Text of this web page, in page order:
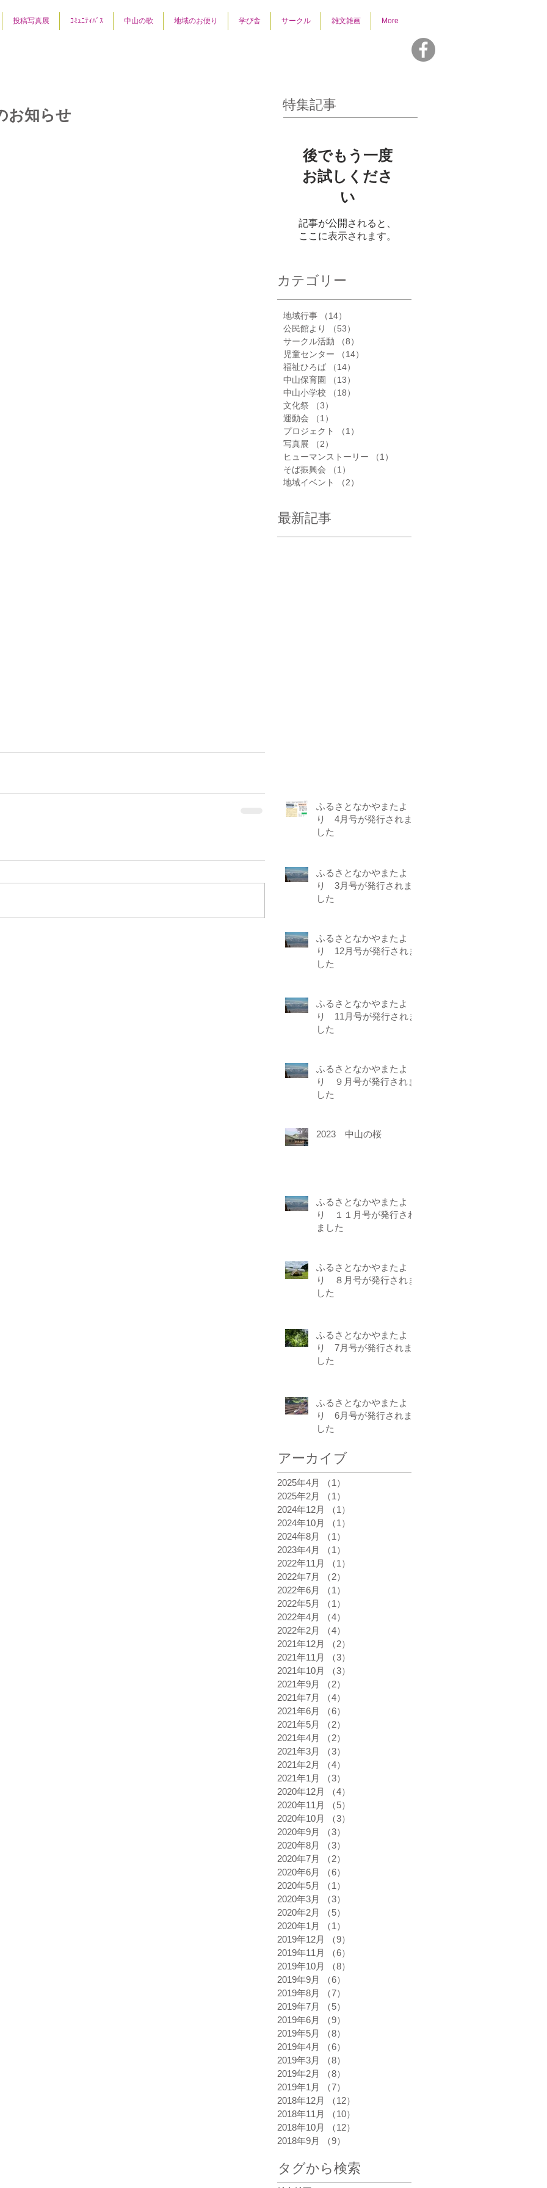
投稿写真展 ｺﾐｭﾆﾃｨﾊﾞｽ 中山の歌 地域のお便り 学び舎 サークル 雑文雑画 More
お知らせ
特集記事
後でもう一度
お試しくださ
い
記事が公開されると、
ここに表示されます。
カテゴリー
地域行事 （14）
公民館より
（53）
サークル活動
（8）
児童センター
（14）
福祉ひろば
（14）
中山保育園
（13）
中山小学校
（18）
文化祭
（3）
運動会
（1）
プロジェクト
（1）
写真展
（2）
ヒューマンストーリー
（1）
そば振興会
（1）
地域イベント
（2）
最新記事
ふるさとなかやまたよ
り 4月号が発行されま
した
ふるさとなかやまたよ
り 3月号が発行されま
した
ふるさとなかやまたよ
り 12月号が発行されま
した
ふるさとなかやまたよ
り 11月号が発行されま
した
ふるさとなかやまたよ
り ９月号が発行されま
した
2023 中山の桜
ふるさとなかやまたよ
り １１月号が発行され
ました
ふるさとなかやまたよ
り ８月号が発行されま
した
ふるさとなかやまたよ
り 7月号が発行されま
した
ふるさとなかやまたよ
り 6月号が発行されま
した
アーカイブ
2025年4月 （1）
2025年2月
（1）
2024年12月
（1）
2024年10月
（1）
2024年8月
（1）
2023年4月
（1）
2022年11月
（1）
2022年7月
（2）
2022年6月
（1）
2022年5月
（1）
2022年4月
（4）
2022年2月
（4）
2021年12月
（2）
2021年11月
（3）
2021年10月
（3）
2021年9月
（2）
2021年7月
（4）
2021年6月
（6）
2021年5月
（2）
2021年4月
（2）
2021年3月
（3）
2021年2月
（4）
2021年1月
（3）
2020年12月
（4）
2020年11月
（5）
2020年10月
（3）
2020年9月
（3）
2020年8月
（3）
2020年7月
（2）
2020年6月
（6）
2020年5月
（1）
2020年3月
（3）
2020年2月
（5）
2020年1月
（1）
2019年12月
（9）
2019年11月
（6）
2019年10月
（8）
2019年9月
（6）
2019年8月
（7）
2019年7月
（5）
2019年6月
（9）
2019年5月
（8）
2019年4月
（6）
2019年3月
（8）
2019年2月
（8）
2019年1月
（7）
2018年12月
（12）
2018年11月
（10）
2018年10月
（12）
2018年9月
（9）
タグから検索